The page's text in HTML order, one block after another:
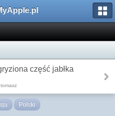
część jabłka
Polski